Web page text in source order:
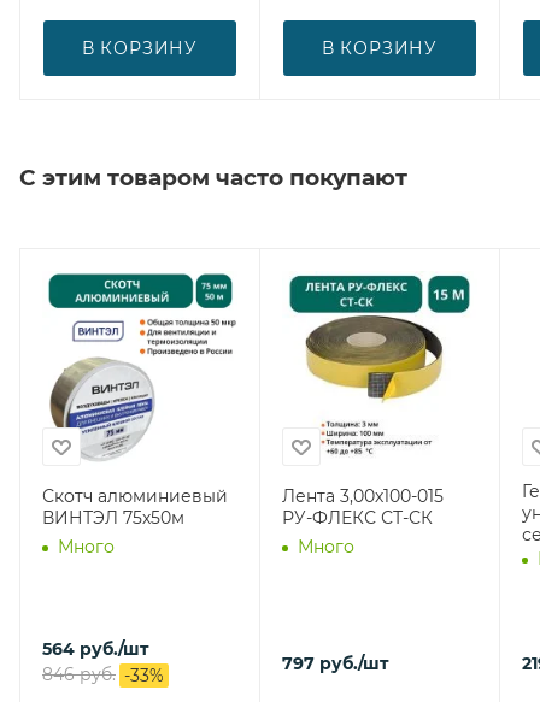
В КОРЗИНУ В КОРЗИНУ
С этим товаром часто покупают
Скотч алюминиевый
ВИНТЭЛ 75х50м
Много
564 руб./шт
846руб. -33%
Лента 3,00х100-015
РУ-ФЛЕКС СТ-СК
Много
797 руб./шт